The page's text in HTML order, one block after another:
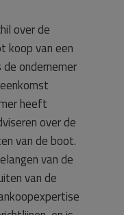
over de
koop van een
ondernemer
heeft
over de
van de boot.
van de
van de